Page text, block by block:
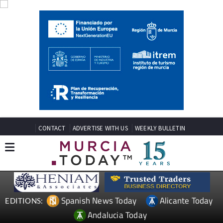
CONTACT ADVERTISE WITH US WEEKLY BULLETIN
EDITIONS: Spanish News Today
Alicante Today
Andalucia Today